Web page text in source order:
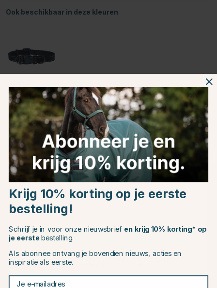
Ook beschikbaar in deze kleuren
Productinformatie
Over het Merk
Productbeoordelingen
Dit vind je misschien ook leuk
Choose country
EU
Krijg 10% korting op je eerste
bestelling!
Schrijf je in voor onze nieuwsbrief en krijg 10% korting* op
je eerstebestelling.
Als abonnee ontvang je bovendien nieuws, acties en
inspiratie als eerste.
Je e-mailadres